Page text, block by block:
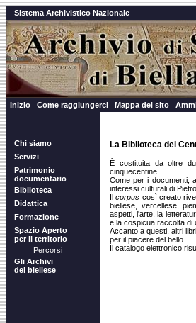
Sistema Archivistico Nazionale
Inizio Come raggiungerci Mappa del sito
Chi siamo
Servizi
Patrimonio
documentario
Biblioteca
Didattica
Formazione
Spazio Aperto
per il territorio
Percorsi
Gli Archivi
del biellese
La Biblioteca del
È costituita da oltre
cinquecentine.
Come per i documenti,
interessi culturali di
Ilcorpus così creato
biellese, vercellese,
aspetti, l'arte, la
e la cospicua raccolta di
Accanto a questi, altri
per il piacere del bello.
Il catalogo elettronico